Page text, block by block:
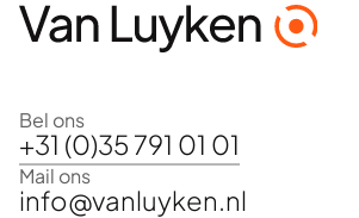
Bel ons
+31 (0)35 791 01 01
Mail ons
info@vanluyken.nl